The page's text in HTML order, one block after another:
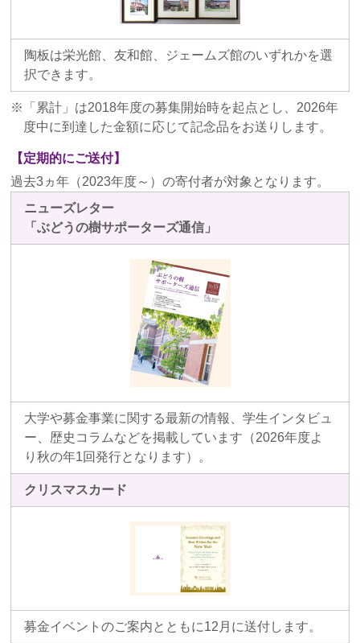
陶板は栄光館、友和館、ジェームズ館のいずれかを選
択できます。
「累計」は2018年度の募集開始時を起点とし、2026年
度中に到達した金額に応じて記念品をお送りします。
【定期的にご送付】
過去3ヵ年（2023年度～）の寄付者が対象となります。
ニューズレター
「ぶどうの樹サポーターズ通信」
大学や募金事業に関する最新の情報、学生インタビュ
ー、歴史コラムなどを掲載しています（2026年度よ
り秋の年1回発行となります）。
クリスマスカード
募金イベントのご案内とともに12月に送付します。